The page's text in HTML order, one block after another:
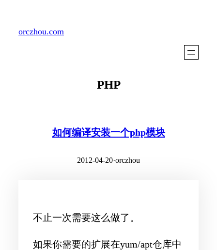
orczhou.com
PHP
如何编译安装一个php模块
2012-04-20·orczhou
不止一次需要这么做了。
如果你需要的扩展在yum/apt仓库中